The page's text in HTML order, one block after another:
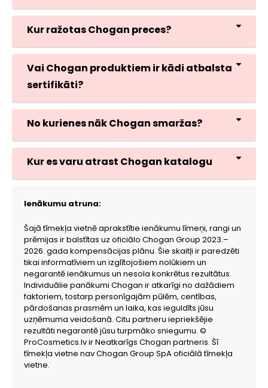
Kur ražotas Chogan preces?
Vai Chogan produktiem ir kādi atbalsta
sertifikāti?
No kurienes nāk Chogan smaržas?
Kur es varu atrast Chogan katalogu
Ienākumu atruna:
Šajā tīmekļa vietnē aprakstītie ienākumu līmeņi, rangi un
prēmijas ir balstītas uz oficiālo Chogan Group 2023.–
2026. gada kompensācijas plānu. Šie skaitļi ir paredzēti
tikai informatīviem un izglītojošiem nolūkiem un
negarantē ienākumus un nesola konkrētus rezultātus.
Individuālie panākumi Chogan ir atkarīgi no dažādiem
faktoriem, tostarp personīgajām pūlēm, centības,
pārdošanas prasmēm un laika, kas ieguldīts jūsu
uzņēmuma veidošanā. Citu partneru iepriekšējie
rezultāti negarantē jūsu turpmāko sniegumu. ©
ProCosmetics.lv ir Neatkarīgs Chogan partneris. Šī
tīmekļa vietne nav Chogan Group SpA oficiālā tīmekļa
vietne.